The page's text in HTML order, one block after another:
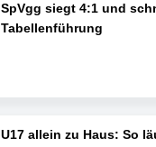
SpVgg siegt 4:1 und
Tabellenführung
U17 allein zu Haus: So